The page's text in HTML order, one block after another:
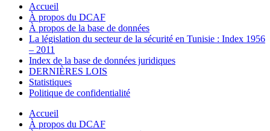
Accueil
À propos du DCAF
À propos de la base de données
La législation du secteur de la sécurité en Tunisie : Index 1956
– 2011
Index de la base de données juridiques
DERNIÈRES LOIS
Statistiques
Politique de confidentialité
Accueil
À propos du DCAF